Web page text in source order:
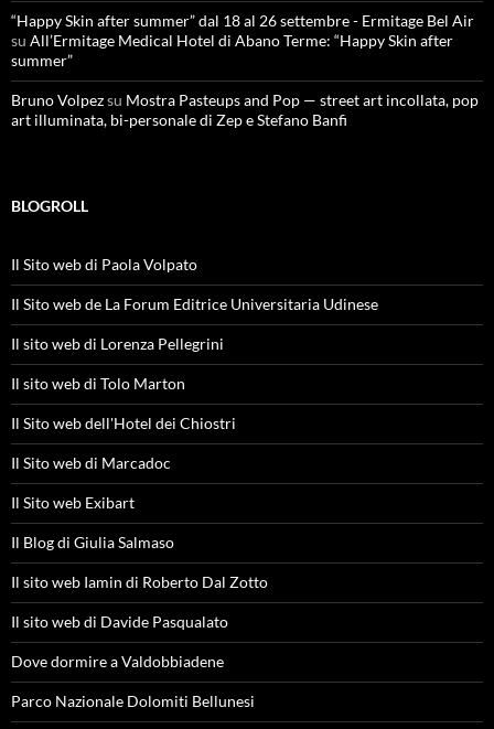
“Happy Skin after summer” dal 18 al 26 settembre - Ermitage Bel Air
su All’Ermitage Medical Hotel di Abano Terme: “Happy Skin after
summer”
Bruno Volpezsu Mostra Pasteups and Pop — street art incollata, pop
art illuminata, bi-personale di Zep e Stefano Banfi
BLOGROLL
Il Sito web di Paola Volpato
Il Sito web de La Forum Editrice Universitaria Udinese
Il sito web di Lorenza Pellegrini
Il sito web di Tolo Marton
Il Sito web dell'Hotel dei Chiostri
Il Sito web di Marcadoc
Il Sito web Exibart
Il Blog di Giulia Salmaso
Il sito web Iamin di Roberto Dal Zotto
Il sito web di Davide Pasqualato
Dove dormire a Valdobbiadene
Parco Nazionale Dolomiti Bellunesi